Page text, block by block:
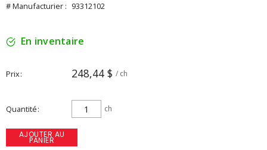
# Manufacturier : 93312102
En inventaire
Prix 248,44 $ / ch
Quantité ch
AJOUTER AU
PANIER